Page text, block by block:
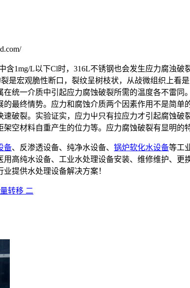
1mg/L以下Cl时，316L不锈钢也会发生应力腐浊
是宏观脆性断口，裂纹呈树枝状，从敁微组织上看
统一介质中引起应力腐蚀破裂所需的温度各不雷同。
终情势。应力和腐蚀介质两个因素作用不是简单
破裂。实验证实，应力屮只有拉应力才引起腐蚀
空材料自重产生的位力等。应力腐蚀破裂有显明的
备、反渗透设备、纯净水设备、 锅炉软化水设备等工
高纯水设备、工业水处理设备安装、维修维护、更
提供水处理设备解决方案！
转移 二